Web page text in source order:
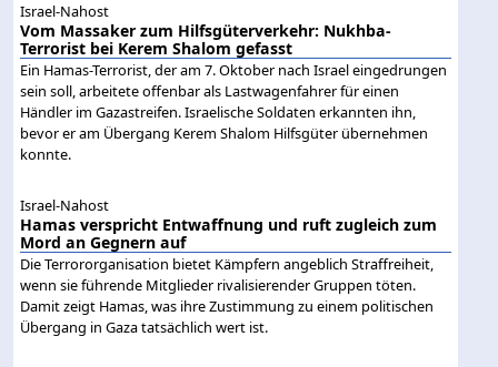
Israel-Nahost
Vom Massaker zum Hilfsgüterverkehr: Nukhba-
Terrorist bei Kerem Shalom gefasst
Ein Hamas-Terrorist, der am 7. Oktober nach Israel eingedrungen
sein soll, arbeitete offenbar als Lastwagenfahrer für einen
Händler im Gazastreifen. Israelische Soldaten erkannten ihn,
bevor er am Übergang Kerem Shalom Hilfsgüter übernehmen
konnte.
Israel-Nahost
Hamas verspricht Entwaffnung und ruft zugleich zum
Mord an Gegnern auf
Die Terrororganisation bietet Kämpfern angeblich Straffreiheit,
wenn sie führende Mitglieder rivalisierender Gruppen töten.
Damit zeigt Hamas, was ihre Zustimmung zu einem politischen
Übergang in Gaza tatsächlich wert ist.